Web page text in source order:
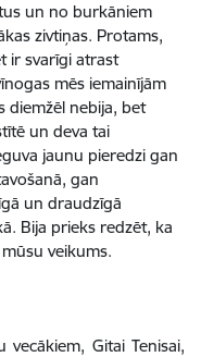
un no burkāniem
zivtiņas. Protams,
ir svarīgi atrast
mēs iemainījām
diemžēl nebija, bet
un deva tai
jaunu pieredzi gan
gan
un draudzīgā
Bija prieks redzēt, ka
veikums.
vecākiem, Gitai Tenisai,